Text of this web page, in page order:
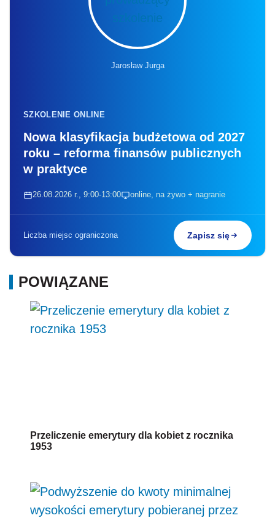
Jarosław Jurga
SZKOLENIE ONLINE
Nowa klasyfikacja budżetowa od 2027
roku – reforma finansów publicznych
w praktyce
26.08.2026 r., 9:00-13:00 online, na żywo + nagranie
Liczba miejsc ograniczona Zapisz się
POWIĄZANE
Przeliczenie emerytury dla kobiet z rocznika
1953